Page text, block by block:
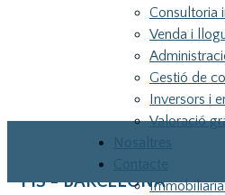
Guia pel teu primer
Consultoria
Venda i
Gestió de
Inversors i
Valoració
Nosaltres
Contacte
PIS - BARCELONA